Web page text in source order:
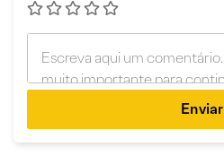
Enviar